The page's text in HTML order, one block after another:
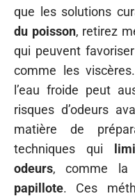
que les solutions
du poisson, retirez
qui peuvent
comme les
l’eau froide peut
risques d’odeurs
matière de
techniques qui
odeurs, comme la
papillote. Ces